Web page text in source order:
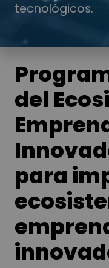
tecnológicos.
del
para